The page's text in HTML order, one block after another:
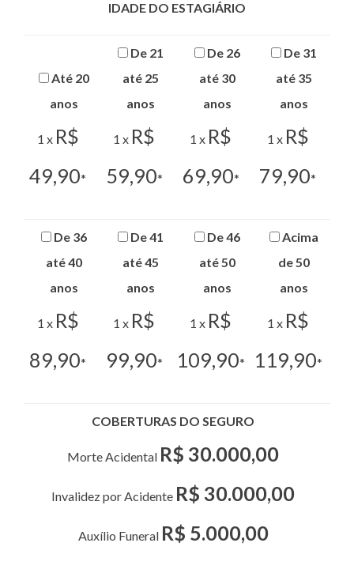
IDADE DO ESTAGIÁRIO
Até 20
anos
1 x R$
49,90*
De 21
até 25
anos
1 x R$
59,90*
De 26
até 30
anos
1 x R$
69,90*
De 31
até 35
anos
1 x R$
79,90*
De 36
até 40
anos
1 x R$
89,90*
De 41
até 45
anos
1 x R$
99,90*
De 46
até 50
anos
1 x R$
109,90*
Acima
de 50
anos
1 x R$
119,90*
COBERTURAS DO SEGURO
Morte Acidental R$ 30.000,00
Invalidez por Acidente R$ 30.000,00
Auxílio Funeral R$ 5.000,00